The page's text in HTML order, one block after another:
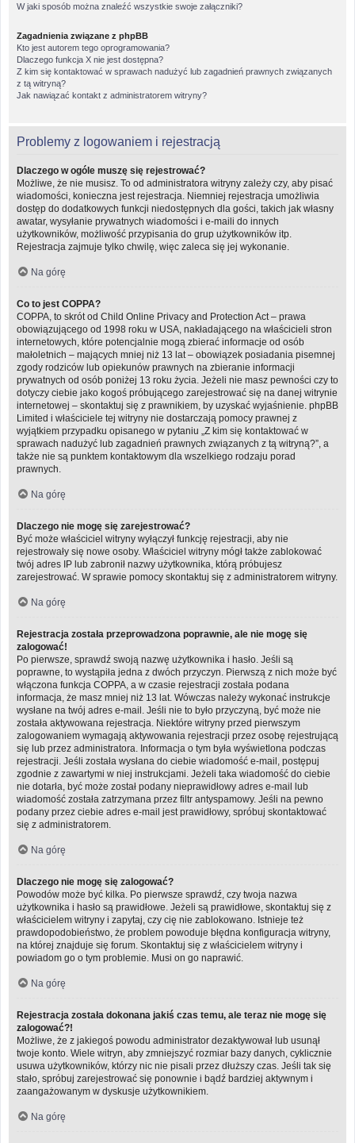
W jaki sposób można znaleźć wszystkie swoje załączniki?
Zagadnienia związane z phpBB
Kto jest autorem tego oprogramowania?
Dlaczego funkcja X nie jest dostępna?
Z kim się kontaktować w sprawach nadużyć lub zagadnień prawnych związanych
z tą witryną?
Jak nawiązać kontakt z administratorem witryny?
Problemy z logowaniem i rejestracją
Dlaczego w ogóle muszę się rejestrować?
Możliwe, że nie musisz. To od administratora witryny zależy czy, aby pisać
wiadomości, konieczna jest rejestracja. Niemniej rejestracja umożliwia
dostęp do dodatkowych funkcji niedostępnych dla gości, takich jak własny
awatar, wysyłanie prywatnych wiadomości i e-maili do innych
użytkowników, możliwość przypisania do grup użytkowników itp.
Rejestracja zajmuje tylko chwilę, więc zaleca się jej wykonanie.
Na górę
Co to jest COPPA?
COPPA, to skrót od Child Online Privacy and Protection Act – prawa
obowiązującego od 1998 roku w USA, nakładającego na właścicieli stron
internetowych, które potencjalnie mogą zbierać informacje od osób
małoletnich – mających mniej niż 13 lat – obowiązek posiadania pisemnej
zgody rodziców lub opiekunów prawnych na zbieranie informacji
prywatnych od osób poniżej 13 roku życia. Jeżeli nie masz pewności czy to
dotyczy ciebie jako kogoś próbującego zarejestrować się na danej witrynie
internetowej – skontaktuj się z prawnikiem, by uzyskać wyjaśnienie. phpBB
Limited i właściciele tej witryny nie dostarczają pomocy prawnej z
wyjątkiem przypadku opisanego w pytaniu „Z kim się kontaktować w
sprawach nadużyć lub zagadnień prawnych związanych z tą witryną?”, a
także nie są punktem kontaktowym dla wszelkiego rodzaju porad
prawnych.
Na górę
Dlaczego nie mogę się zarejestrować?
Być może właściciel witryny wyłączył funkcję rejestracji, aby nie
rejestrowały się nowe osoby. Właściciel witryny mógł także zablokować
twój adres IP lub zabronił nazwy użytkownika, którą próbujesz
zarejestrować. W sprawie pomocy skontaktuj się z administratorem witryny.
Na górę
Rejestracja została przeprowadzona poprawnie, ale nie mogę się
zalogować!
Po pierwsze, sprawdź swoją nazwę użytkownika i hasło. Jeśli są
poprawne, to wystąpiła jedna z dwóch przyczyn. Pierwszą z nich może być
włączona funkcja COPPA, a w czasie rejestracji została podana
informacja, że masz mniej niż 13 lat. Wówczas należy wykonać instrukcje
wysłane na twój adres e-mail. Jeśli nie to było przyczyną, być może nie
została aktywowana rejestracja. Niektóre witryny przed pierwszym
zalogowaniem wymagają aktywowania rejestracji przez osobę rejestrującą
się lub przez administratora. Informacja o tym była wyświetlona podczas
rejestracji. Jeśli została wysłana do ciebie wiadomość e-mail, postępuj
zgodnie z zawartymi w niej instrukcjami. Jeżeli taka wiadomość do ciebie
nie dotarła, być może został podany nieprawidłowy adres e-mail lub
wiadomość została zatrzymana przez filtr antyspamowy. Jeśli na pewno
podany przez ciebie adres e-mail jest prawidłowy, spróbuj skontaktować
się z administratorem.
Na górę
Dlaczego nie mogę się zalogować?
Powodów może być kilka. Po pierwsze sprawdź, czy twoja nazwa
użytkownika i hasło są prawidłowe. Jeżeli są prawidłowe, skontaktuj się z
właścicielem witryny i zapytaj, czy cię nie zablokowano. Istnieje też
prawdopodobieństwo, że problem powoduje błędna konfiguracja witryny,
na której znajduje się forum. Skontaktuj się z właścicielem witryny i
powiadom go o tym problemie. Musi on go naprawić.
Na górę
Rejestracja została dokonana jakiś czas temu, ale teraz nie mogę się
zalogować?!
Możliwe, że z jakiegoś powodu administrator dezaktywował lub usunął
twoje konto. Wiele witryn, aby zmniejszyć rozmiar bazy danych, cyklicznie
usuwa użytkowników, którzy nic nie pisali przez dłuższy czas. Jeśli tak się
stało, spróbuj zarejestrować się ponownie i bądź bardziej aktywnym i
zaangażowanym w dyskusje użytkownikiem.
Na górę